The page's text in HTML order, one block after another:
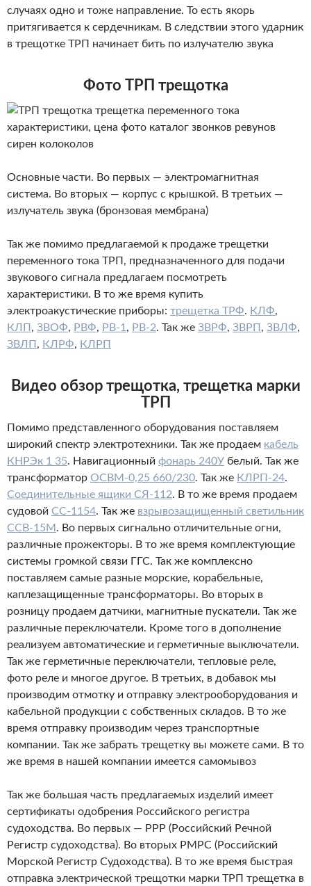
случаях одно и тоже направление. То есть якорь
притягивается к сердечникам. В следствии этого ударник
в трещотке ТРП начинает бить по излучателю звука
Фото ТРП трещотка
Основные части. Во первых — электромагнитная
система. Во вторых — корпус с крышкой. В третьих —
излучатель звука (бронзовая мембрана)
Так же помимо предлагаемой к продаже трещетки
переменного тока ТРП, предназначенного для подачи
звукового сигнала предлагаем посмотреть
характеристики. В то же время купить
электроакустические приборы: трещетка ТРФ. КЛФ,
КЛП , ЗВОФ, РВФ, РВ-1 , РВ-2. Так же ЗВРФ, ЗВРП , ЗВЛФ,
ЗВЛП , КЛРФ, КЛРП
Видео обзор трещотка, трещетка марки
ТРП
Помимо представленного оборудования поставляем
широкий спектр электротехники. Так же продаем кабель
КНРЭк 1 35. Навигационный фонарь 240У белый. Так же
трансформатор ОСВМ-0,25 660/230. Так же КЛРП-24.
Соединительные ящики СЯ-112. В то же время продаем
судовой СС-1154. Так же взрывозащищенный светильник
ССВ-15М . Во первых сигнально отличительные огни,
различные прожекторы. В то же время комплектующие
системы громкой связи ГГС. Так же комплексно
поставляем самые разные морские, корабельные,
каплезащищенные трансформаторы. Во вторых в
розницу продаем датчики, магнитные пускатели. Так же
различные переключатели. Кроме того в дополнение
реализуем автоматические и герметичные выключатели.
Так же герметичные переключатели, тепловые реле,
фото реле и многое другое. В третьих, в добавок мы
производим отмотку и отправку электрооборудования и
кабельной продукции с собственных складов. В то же
время отправку производим через транспортные
компании. Так же забрать трещетку вы можете сами. В то
же время в нашей компании имеется самомывоз
Так же большая часть предлагаемых изделий имеет
сертификаты одобрения Российского регистра
судоходства. Во первых — РРР (Российский Речной
Регистр судоходства). Во вторых РМРС (Российский
Морской Регистр Судоходства). В то же время быстрая
отправка электрической трещотки марки ТРП трещетка в